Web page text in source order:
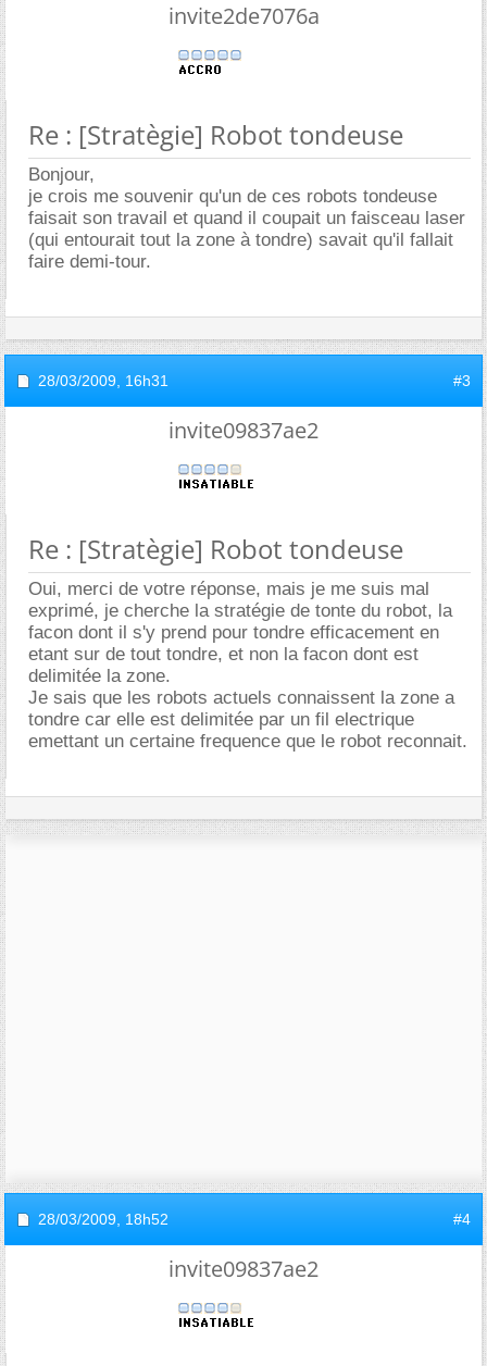
invite2de7076a
Re : [Stratègie] Robot tondeuse
Bonjour,
je crois me souvenir qu'un de ces robots tondeuse
faisait son travail et quand il coupait un faisceau laser
(qui entourait tout la zone à tondre) savait qu'il fallait
faire demi-tour.
28/03/2009, 16h31 #3
invite09837ae2
Re : [Stratègie] Robot tondeuse
Oui, merci de votre réponse, mais je me suis mal
exprimé, je cherche la stratégie de tonte du robot, la
facon dont il s'y prend pour tondre efficacement en
etant sur de tout tondre, et non la facon dont est
delimitée la zone.
Je sais que les robots actuels connaissent la zone a
tondre car elle est delimitée par un fil electrique
emettant un certaine frequence que le robot reconnait.
28/03/2009, 18h52 #4
invite09837ae2